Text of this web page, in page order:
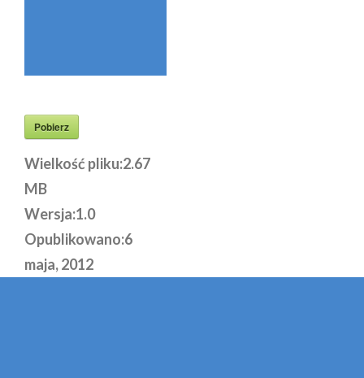
Pobierz
Wielkość pliku:2.67
MB
Wersja:1.0
Opublikowano:6
maja, 2012